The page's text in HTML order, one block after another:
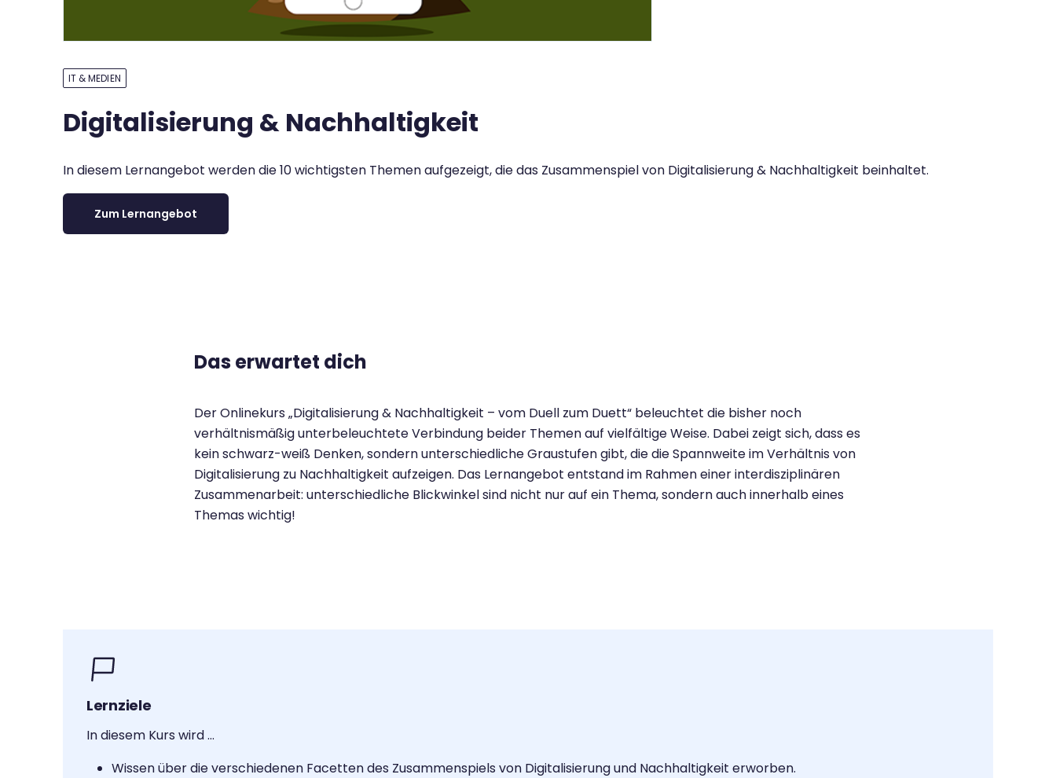
IT & MEDIEN
Digitalisierung & Nachhaltigkeit
In diesem Lernangebot werden die 10 wichtigsten Themen aufgezeigt, die das Zusammenspiel von Digitalisierung & Nachhaltigkeit beinhaltet.
Zum Lernangebot
Das erwartet dich
Der Onlinekurs „Digitalisierung & Nachhaltigkeit – vom Duell zum Duett“ beleuchtet die bisher noch
verhältnismäßig unterbeleuchtete Verbindung beider Themen auf vielfältige Weise. Dabei zeigt sich, dass es
kein schwarz-weiß Denken, sondern unterschiedliche Graustufen gibt, die die Spannweite im Verhältnis von
Digitalisierung zu Nachhaltigkeit aufzeigen. Das Lernangebot entstand im Rahmen einer interdisziplinären
Zusammenarbeit: unterschiedliche Blickwinkel sind nicht nur auf ein Thema, sondern auch innerhalb eines
Themas wichtig!
Lernziele
In diesem Kurs wird …
Wissen über die verschiedenen Facetten des Zusammenspiels von Digitalisierung und Nachhaltigkeit erworben.